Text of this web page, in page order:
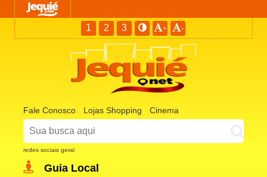
1 2 3 + -
Fale Conosco Lojas Shopping Cinema
redes sociais geral
Guia Local